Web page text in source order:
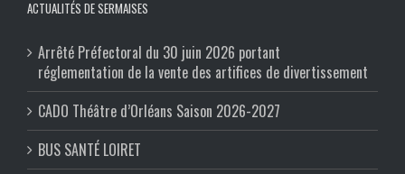
ACTUALITÉS DE SERMAISES
Arrêté Préfectoral du 30 juin 2026 portant
réglementation de la vente des artifices de divertissement
CADO Théâtre d’Orléans Saison 2026-2027
BUS SANTÉ LOIRET